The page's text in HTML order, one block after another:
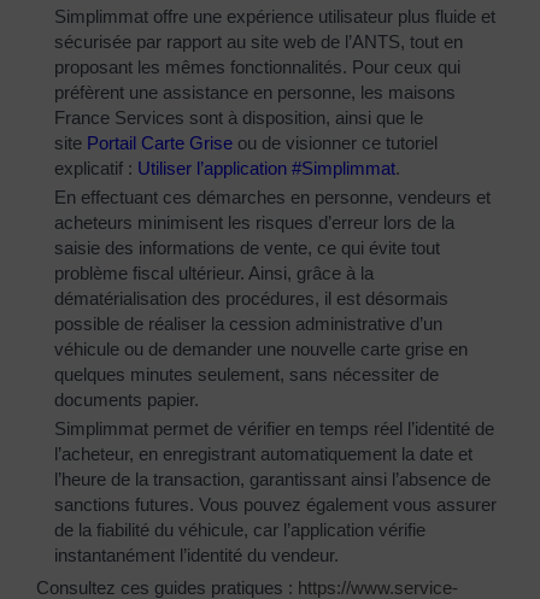
Simplimmat offre une expérience utilisateur plus fluide et
sécurisée par rapport au site web de l’ANTS, tout en
proposant les mêmes fonctionnalités. Pour ceux qui
préfèrent une assistance en personne, les maisons
France Services sont à disposition, ainsi que le
site Portail Carte Grise ou de visionner ce tutoriel
explicatif : Utiliser l’application #Simplimmat.
En effectuant ces démarches en personne, vendeurs et
acheteurs minimisent les risques d’erreur lors de la
saisie des informations de vente, ce qui évite tout
problème fiscal ultérieur. Ainsi, grâce à la
dématérialisation des procédures, il est désormais
possible de réaliser la cession administrative d’un
véhicule ou de demander une nouvelle carte grise en
quelques minutes seulement, sans nécessiter de
documents papier.
Simplimmat permet de vérifier en temps réel l’identité de
l’acheteur, en enregistrant automatiquement la date et
l’heure de la transaction, garantissant ainsi l’absence de
sanctions futures. Vous pouvez également vous assurer
de la fiabilité du véhicule, car l’application vérifie
instantanément l’identité du vendeur.
Consultez ces guides pratiques : https://www.service-